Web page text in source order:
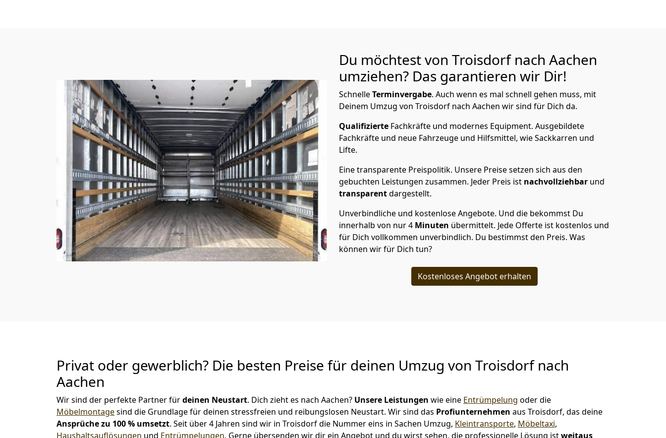
Du möchtest von Troisdorf nach Aachen
umziehen? Das garantieren wir Dir!
SchnelleTerminvergabe. Auch wenn es mal schnell gehen muss, mit
Deinem Umzug von Troisdorf nach Aachen wir sind für Dich da.
Qualifizierte Fachkräfte und modernes Equipment. Ausgebildete
Fachkräfte und neue Fahrzeuge und Hilfsmittel, wie Sackkarren und
Lifte.
Eine transparente Preispolitik. Unsere Preise setzen sich aus den
gebuchten Leistungen zusammen. Jeder Preis ist nachvollziehbar und
transparentdargestellt.
Unverbindliche und kostenlose Angebote. Und die bekommst Du
innerhalb von nur4 Minuten übermittelt. Jede Offerte ist kostenlos und
für Dich vollkommen unverbindlich. Du bestimmst den Preis. Was
können wir für Dich tun?
Kostenloses Angebot erhalten
Privat oder gewerblich? Die besten Preise für deinen Umzug von Troisdorf nach
Aachen
Wir sind der perfekte Partner fürdeinen Neustart. Dich zieht es nach Aachen? Unsere Leistungen wie eine Entrümpelung oder die
Möbelmontagesind die Grundlage für deinen stressfreien und reibungslosen Neustart. Wir sind das Profiunternehmen aus Troisdorf, das deine
Ansprüche zu 100 % umsetzt. Seit über 4 Jahren sind wir in Troisdorf die Nummer eins in Sachen Umzug, Kleintransporte, Möbeltaxi,
Haushaltsauflösungen und Entrümpelungen. Gerne übersenden wir dir ein Angebot und du wirst sehen, die professionelle Lösung istweitaus